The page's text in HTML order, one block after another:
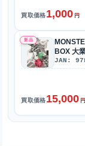
買取価格1,000 円
新品
BOX 大
JAN:
買取価格15,000 円